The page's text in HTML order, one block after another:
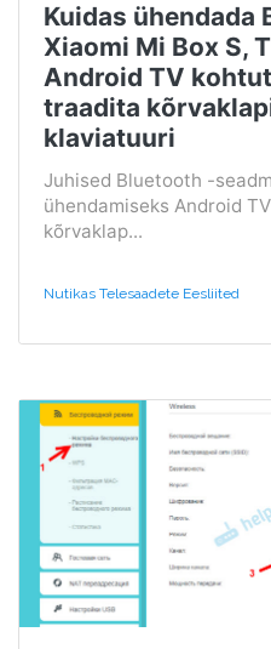
Kuidas ühendada
Xiaomi Mi Box S,
Android TV
traadita
klaviatuuri
Juhised Bluetooth -
ühendamiseks Android
kõrvaklap...
Nutikas Telesaadete Eesliited